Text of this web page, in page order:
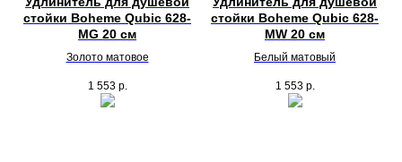
стойки Boheme Qubic 628-
MG 20 см
Золото матовое
1 553 р.
стойки Boheme Qubic 628-
MW 20 см
Белый матовый
1 553 р.